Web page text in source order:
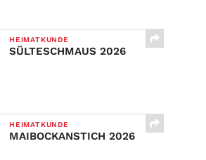
HEIMATKUNDE
SÜLTESCHMAUS 2026
HEIMATKUNDE
MAIBOCKANSTICH 2026